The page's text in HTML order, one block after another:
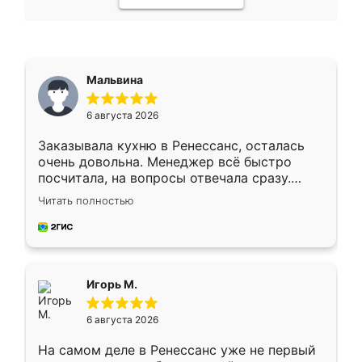
Мальвина
6 августа 2026
Заказывала кухню в Ренессанс, осталась
очень довольна. Менеджер всё быстро
посчитала, на вопросы отвечала сразу.
Замерщик приехал в субботу, подошёл к
делу со всей ответственностью. Собрали
за день, ребята работали аккуратно, даже
Читать полностью
Игорь М.
6 августа 2026
На самом деле в Ренессанс уже не первый